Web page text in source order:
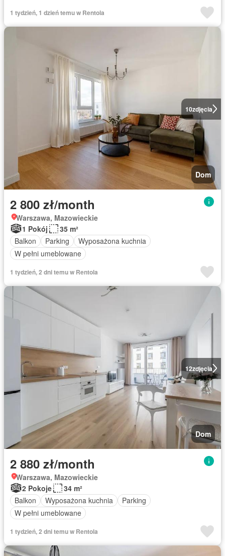
1 tydzień, 1 dzień temu w Rentola
10zdjęcia
Dom
2 800 zł/month
Warszawa, Mazowieckie
1 Pokój
35 m²
Balkon
Parking
Wyposażona kuchnia
W pełni umeblowane
1 tydzień, 2 dni temu w Rentola
12zdjęcia
Dom
2 880 zł/month
Warszawa, Mazowieckie
2 Pokoje
34 m²
Balkon
Wyposażona kuchnia
Parking
W pełni umeblowane
1 tydzień, 2 dni temu w Rentola